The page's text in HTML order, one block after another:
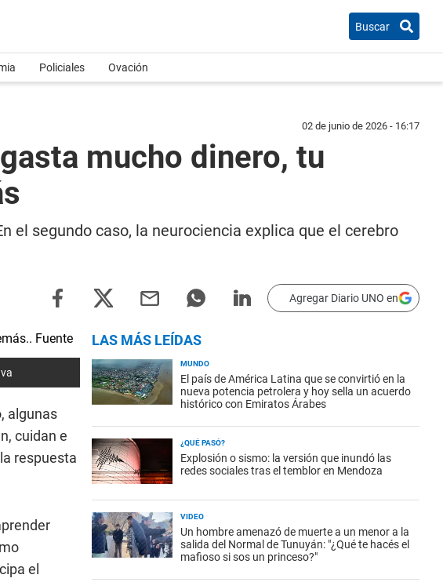
Buscar
Policiales Ovación
02 de junio de 2026 - 16:17
mucho dinero, tu
el segundo caso, la neurociencia explica que el cerebro
Agregar Diario UNO en
algunas
cuidan e
respuesta
el
LAS MÁS LEÍDAS
MUNDO
El país de América Latina que se convirtió en la
nueva potencia petrolera y hoy sella un acuerdo
histórico con Emiratos Árabes
¿QUÉ PASÓ?
Explosión o sismo: la versión que inundó las
redes sociales tras el temblor en Mendoza
VIDEO
Un hombre amenazó de muerte a un menor a la
salida del Normal de Tunuyán: "¿Qué te hacés el
mafioso si sos un princeso?"